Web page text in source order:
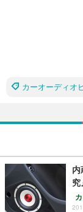
カーオーディオ
内
究